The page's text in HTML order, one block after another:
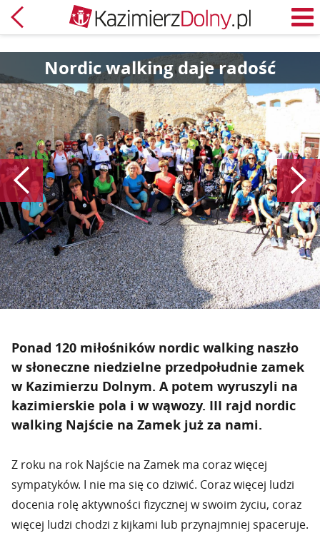
Powrót
Nordic walking daje radość
Poprzedni
Ponad 120 miłośników nordic walking naszło
w słoneczne niedzielne przedpołudnie zamek
w Kazimierzu Dolnym. A potem wyruszyli na
kazimierskie pola i w wąwozy. III rajd nordic
walking Najście na Zamek już za nami.
Z roku na rok Najście na Zamek ma coraz więcej
sympatyków. I nie ma się co dziwić. Coraz więcej ludzi
docenia rolę aktywności fizycznej w swoim życiu, coraz
więcej ludzi chodzi z kijkami lub przynajmniej spaceruje.